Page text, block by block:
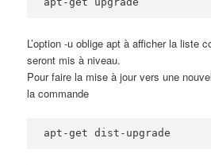
L’option -u oblige apt à afficher la liste
seront mis à niveau.
Pour faire la mise à jour vers une
la commande
apt-get dist-upgrade